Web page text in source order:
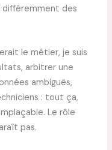
différemment des
le métier, je suis
arbitrer une
ambiguës,
: tout ça,
Le rôle
pas.